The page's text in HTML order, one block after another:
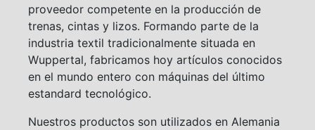
proveedor competente en la producción de
trenas, cintas y lizos. Formando parte de la
industria textil tradicionalmente situada en
Wuppertal, fabricamos hoy artículos conocidos
en el mundo entero con máquinas del último
estandard tecnológico.
Nuestros productos son utilizados en Alemania